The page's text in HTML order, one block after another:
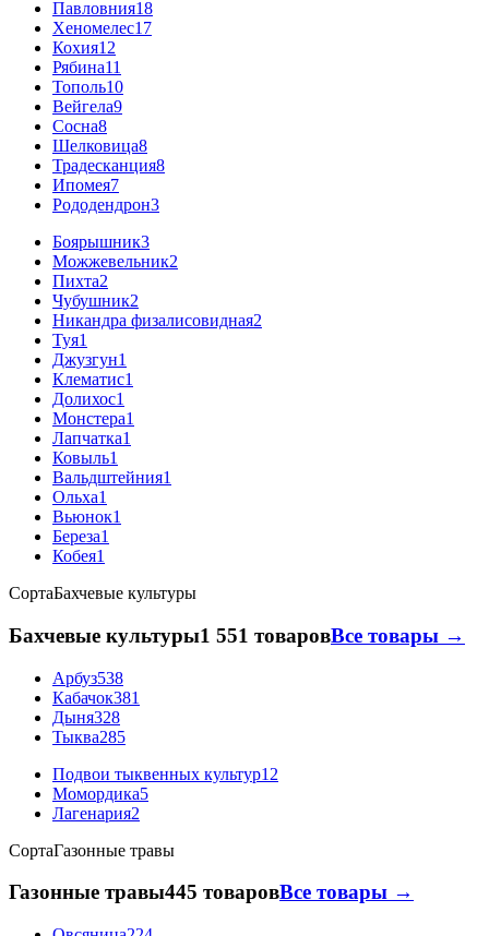
Павловния18
Хеномелес17
Кохия12
Рябина11
Тополь10
Вейгела9
Сосна8
Шелковица8
Традесканция8
Ипомея7
Рододендрон3
Боярышник3
Можжевельник2
Пихта2
Чубушник2
Никандра физалисовидная2
Туя1
Джузгун1
Клематис1
Долихос1
Монстера1
Лапчатка1
Ковыль1
Вальдштейния1
Ольха1
Вьюнок1
Береза1
Кобея1
СортаБахчевые культуры
Бахчевые культуры1 551 товаровВсе товары →
Арбуз538
Кабачок381
Дыня328
Тыква285
Подвои тыквенных культур12
Момордика5
Лагенария2
СортаГазонные травы
Газонные травы445 товаровВсе товары →